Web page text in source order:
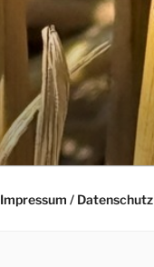
Impressum / Datenschutz